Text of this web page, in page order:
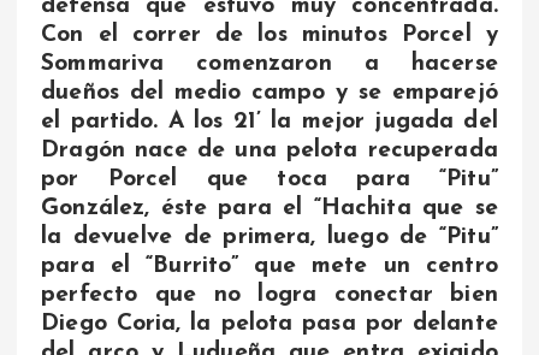
defensa que estuvo muy concentrada.
Con el correr de los minutos Porcel y
Sommariva comenzaron a hacerse
dueños del medio campo y se emparejó
el partido. A los 21’ la mejor jugada del
Dragón nace de una pelota recuperada
por Porcel que toca para “Pitu”
González, éste para el “Hachita que se
la devuelve de primera, luego de “Pitu”
para el “Burrito” que mete un centro
perfecto que no logra conectar bien
Diego Coria, la pelota pasa por delante